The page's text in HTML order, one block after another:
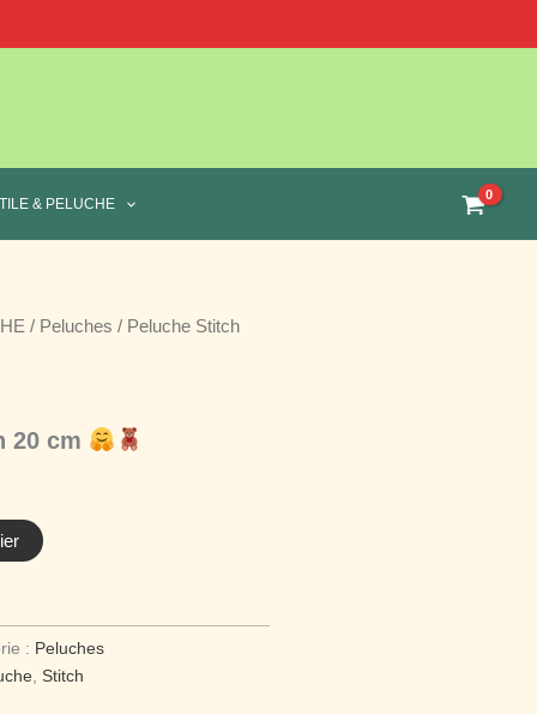
& PELUCHE
/ Peluches / Peluche Stitch
20 cm
: Peluches
, Stitch